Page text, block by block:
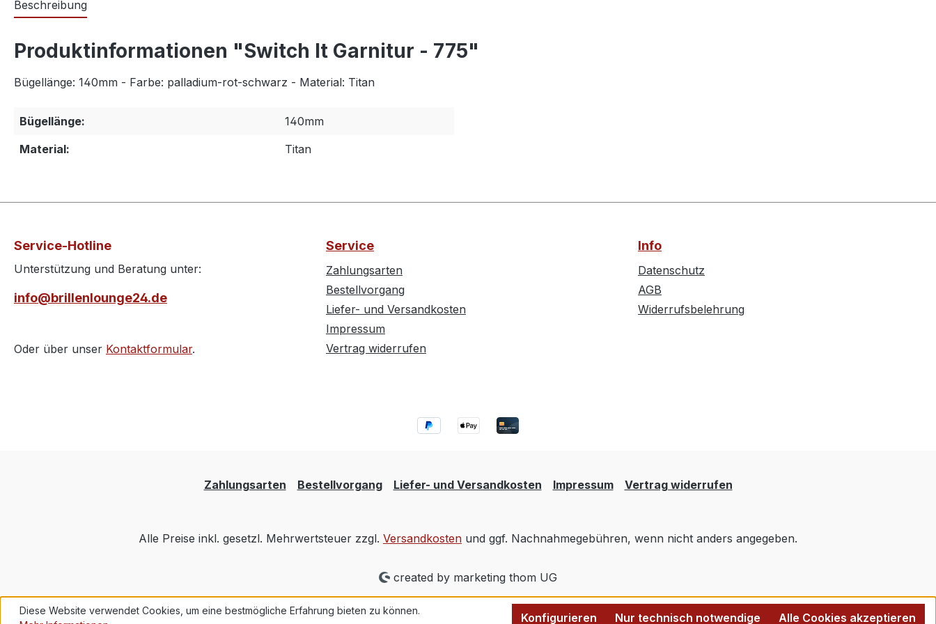
Beschreibung
Produktinformationen "Switch It Garnitur - 775"
Bügellänge: 140mm - Farbe: palladium-rot-schwarz - Material: Titan
Bügellänge:
140mm
Material:
Titan
Service-Hotline
Unterstützung und Beratung unter:
info@brillenlounge24.de
Oder über unser Kontaktformular.
Service
Zahlungsarten
Bestellvorgang
Liefer- und Versandkosten
Impressum
Vertrag widerrufen
Info
Datenschutz
AGB
Widerrufsbelehrung
Zahlungsarten Bestellvorgang Liefer- und Versandkosten Impressum Vertrag widerrufen
Alle Preise inkl. gesetzl. Mehrwertsteuer zzgl. Versandkosten und ggf. Nachnahmegebühren, wenn nicht anders angegeben.
created by marketing thom UG
Diese Website verwendet Cookies, um eine bestmögliche Erfahrung bieten zu können.
Nur technisch notwendige
Konfigurieren Alle Cookies akzeptieren